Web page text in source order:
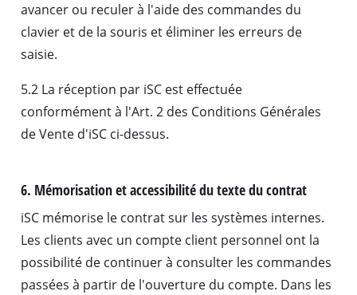
avancer ou reculer à l'aide des commandes du
clavier et de la souris et éliminer les erreurs de
saisie.
5.2 La réception par iSC est effectuée
conformément à l'Art. 2 des Conditions Générales
de Vente d'iSC ci-dessus.
6. Mémorisation et accessibilité du texte du contrat
iSC mémorise le contrat sur les systèmes internes.
Les clients avec un compte client personnel ont la
possibilité de continuer à consulter les commandes
passées à partir de l'ouverture du compte. Dans les